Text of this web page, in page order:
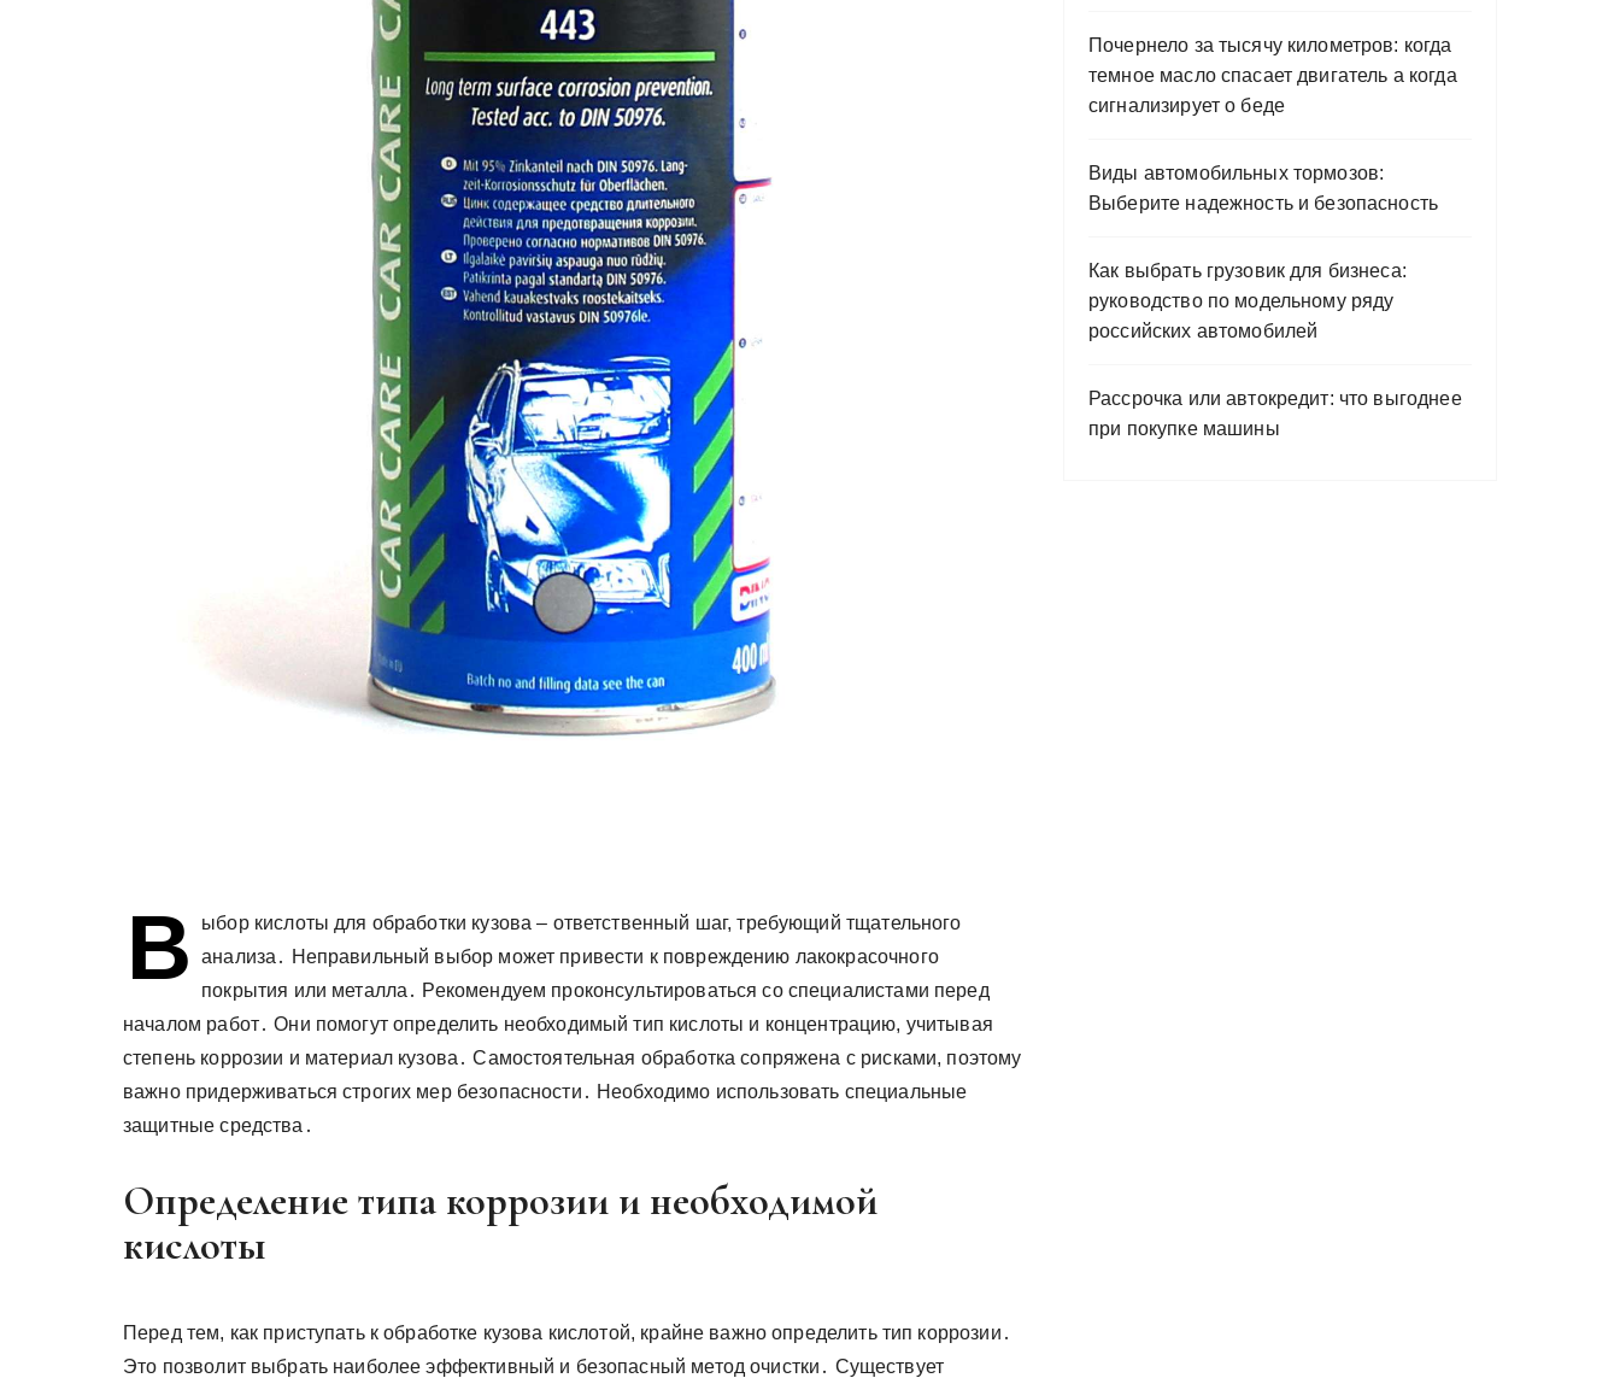
В
ыбор кислоты для обработки кузова – ответственный шаг, требующий тщательного
анализа․ Неправильный выбор может привести к повреждению лакокрасочного
покрытия или металла․ Рекомендуем проконсультироваться со специалистами перед
началом работ․ Они помогут определить необходимый тип кислоты и концентрацию, учитывая
степень коррозии и материал кузова․ Самостоятельная обработка сопряжена с рисками, поэтому
важно придерживаться строгих мер безопасности․ Необходимо использовать специальные
защитные средства․
Определение типа коррозии и необходимой
кислоты
Перед тем, как приступать к обработке кузова кислотой, крайне важно определить тип коррозии․
Это позволит выбрать наиболее эффективный и безопасный метод очистки․ Существует
Почернело за тысячу километров: когда
темное масло спасает двигатель а когда
сигнализирует о беде
Виды автомобильных тормозов:
Выберите надежность и безопасность
Как выбрать грузовик для бизнеса:
руководство по модельному ряду
российских автомобилей
Рассрочка или автокредит: что выгоднее
при покупке машины